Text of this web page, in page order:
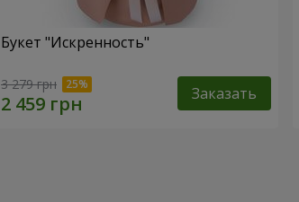
Букет "Искренность"
3 279 грн Заказать